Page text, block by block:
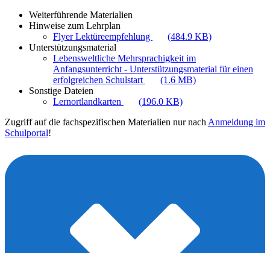
Weiterführende Materialien
Hinweise zum Lehrplan
Flyer Lektüreempfehlung
(484.9 KB)
Unterstützungsmaterial
Lebensweltliche Mehrsprachigkeit im
Anfangsunterricht - Unterstützungsmaterial für einen
erfolgreichen Schulstart
(1.6 MB)
Sonstige Dateien
Lernortlandkarten
(196.0 KB)
Zugriff auf die fachspezifischen Materialien nur nach Anmeldung im
Schulportal!